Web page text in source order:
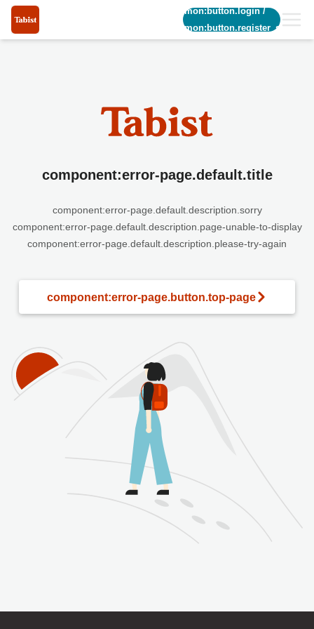
common:button.login/
common:button.register_short
component:error-page.default.title
component:error-page.default.description.sorry
component:error-page.default.description.page-unable-to-display
component:error-page.default.description.please-try-again
component:error-page.button.top-page